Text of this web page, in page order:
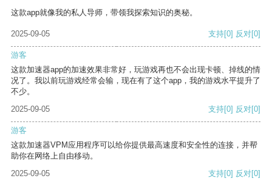
这款app就像我的私人导师，带领我探索知识的奥秘。
2025-09-05 支持[0] 反对[0]
游客
这款加速器app的加速效果非常好，玩游戏再也不会出现卡顿、掉线的情
况了。我以前玩游戏经常会输，现在有了这个app，我的游戏水平提升了
不少。
2025-09-05
支持[0] 反对[0]
游客
这款加速器VPM应用程序可以给你提供最高速度和安全性的连接，并帮
助你在网络上自由移动。
2025-09-05
支持[0] 反对[0]